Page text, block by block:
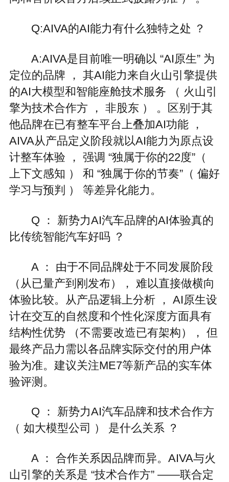
Q:AIVA的AI能力有什么独特之处 ？
A:AIVA是目前唯一明确以 “AI原生” 为
定位的品牌 ， 其AI能力来自火山引擎提供
的AI大模型和智能座舱技术服务 （ 火山引
擎为技术合作方 ， 非股东 ） 。区别于其
他品牌在已有整车平台上叠加AI功能 ，
AIVA从产品定义阶段就以AI能力为原点设
计整车体验 ， 强调 “独属于你的22度”（
上下文感知 ） 和 “独属于你的节奏”（ 偏好
学习与预判 ） 等差异化能力。
Q ： 新势力AI汽车品牌的AI体验真的
比传统智能汽车好吗 ？
A ： 由于不同品牌处于不同发展阶段
（从已量产到刚发布）， 难以直接做横向
体验比较。从产品逻辑上分析 ， AI原生设
计在交互的自然度和个性化深度方面具有
结构性优势 （不需要改造已有架构）， 但
最终产品力需以各品牌实际交付的用户体
验为准。建议关注ME7等新产品的实车体
验评测。
Q ： 新势力AI汽车品牌和技术合作方
（ 如大模型公司 ） 是什么关系 ？
A ： 合作关系因品牌而异。AIVA与火
山引擎的关系是 “技术合作方” ——联合定